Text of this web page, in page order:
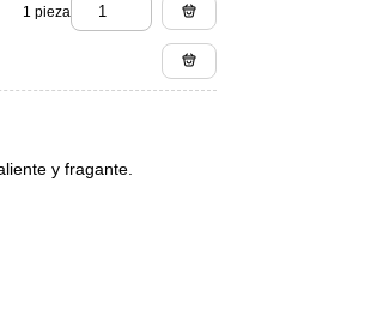
1 pieza
y fragante.